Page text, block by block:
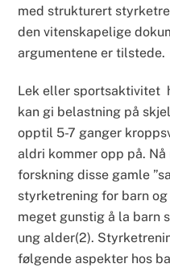
med strukturert
den vitenskapelige
argumentene er tilstede.
Lek eller sportsaktivitet
kan gi belastning på
opptil 5-7 ganger
aldri kommer opp på.
forskning disse gamle
styrketrening for barn
meget gunstig å la barn
ung alder(2).
følgende aspekter hos